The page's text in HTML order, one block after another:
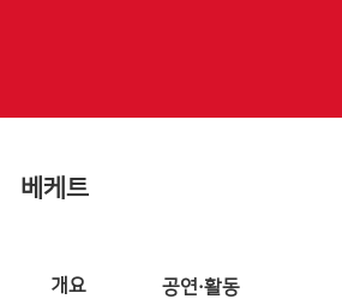
베케트
개요 공연·활동